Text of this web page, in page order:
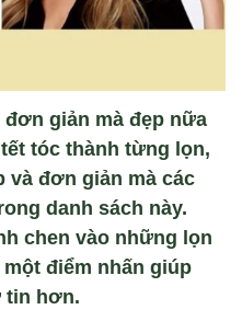
giản mà đẹp nữa
tóc thành từng lọn,
và đơn giản mà các
danh sách này.
chen vào những lọn
điểm nhấn giúp
tin hơn.